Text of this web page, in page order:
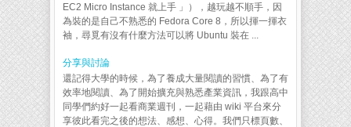
EC2 Micro Instance 就上手 」），越玩越不順手，因
為裝的是自己不熟悉的 Fedora Core 8，所以揮一揮衣
袖，尋覓有沒有什麼方法可以將 Ubuntu 裝在 ...
分享與討論
還記得大學的時候，為了養成大量閱讀的習慣、為了有
效率地閱讀、為了開始擴充與熟悉產業資訊，我跟高中
同學們約好一起看商業週刊，一起藉由 wiki 平台來分
享彼此看完之後的想法、感想、心得。我們只標頁數、